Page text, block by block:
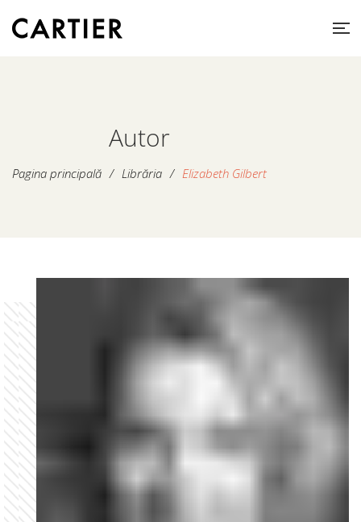
Autor
Pagina principală / Librăria / Elizabeth Gilbert